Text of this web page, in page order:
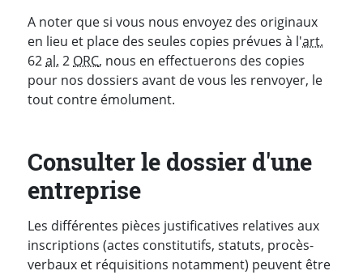
A noter que si vous nous envoyez des originaux
en lieu et place des seules copies prévues à l'art.
62al. 2 ORC, nous en effectuerons des copies
pour nos dossiers avant de vous les renvoyer, le
tout contre émolument.
Consulter le dossier d'une
entreprise
Les différentes pièces justificatives relatives aux
inscriptions (actes constitutifs, statuts, procès-
verbaux et réquisitions notamment) peuvent être